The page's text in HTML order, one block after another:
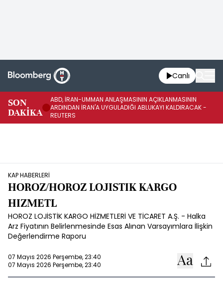
Canlı
SON
DAKİKA
ABD, İRAN-UMMAN ANLAŞMASININ AÇIKLANMASININ
ARDINDAN İRAN'A UYGULADIĞI ABLUKAYI KALDIRACAK -
REUTERS
KAP HABERLERİ
HOROZ/HOROZ LOJISTIK KARGO
HIZMETL
HOROZ LOJİSTİK KARGO HİZMETLERİ VE TİCARET A.Ş. - Halka
Arz Fiyatının Belirlenmesinde Esas Alınan Varsayımlara İlişkin
Değerlendirme Raporu
07 Mayıs 2026 Perşembe, 23:40
07 Mayıs 2026 Perşembe, 23:40